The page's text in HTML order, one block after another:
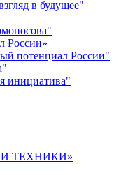
в будущее"
России»
потенциал России"
инициатива"
ТЕХНИКИ»